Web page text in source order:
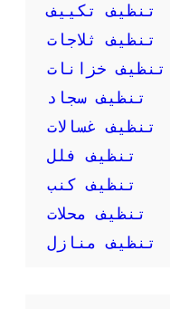
ن
ف
س
ك
تنظيف تكييف
تنظيف ثلاجات
تنظيف خزانات
تنظيف سجاد
تنظيف غسالات
تنظيف فلل
تنظيف كنب
تنظيف محلات
تنظيف منازل